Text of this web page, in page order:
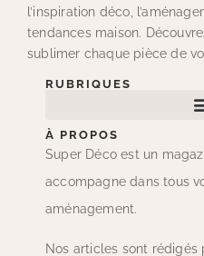
l’inspiration déco,
tendances maison.
sublimer chaque pièce de
RUBRIQUES
À PROPOS
Super Déco est un
accompagne dans tous
aménagement.
Nos articles sont rédigés